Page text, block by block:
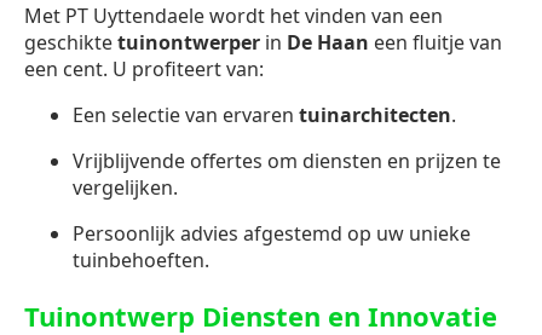
Met PT Uyttendaele wordt het vinden van een
geschiktetuinontwerper in De Haan een fluitje van
een cent. U profiteert van:
Een selectie van ervaren tuinarchitecten.
Vrijblijvende offertes om diensten en prijzen te
vergelijken.
Persoonlijk advies afgestemd op uw unieke
tuinbehoeften.
Tuinontwerp Diensten en Innovatie